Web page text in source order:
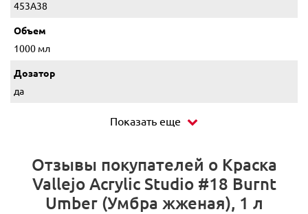
453A38
Объем
1000 мл
Дозатор
да
Показать еще
Отзывы покупателей о Краска
Vallejo Acrylic Studio #18 Burnt
Umber (Умбра жженая), 1 л